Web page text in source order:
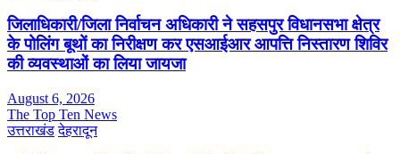
जिलाधिकारी/जिला निर्वाचन अधिकारी ने सहसपुर विधानसभा क्षेत्र
के पोलिंग बूथों का निरीक्षण कर एसआईआर आपत्ति निस्तारण शिविर
की व्यवस्थाओं का लिया जायजा
August 6, 2026
The Top Ten News
उत्तराखंड देहरादून